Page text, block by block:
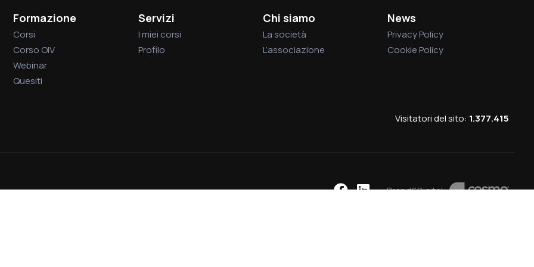
Formazione
Corsi
Corso OIV
Webinar
Quesiti
Servizi
I miei corsi
Profilo
Chi siamo
La società
L’associazione
News
Privacy Policy
Cookie Policy
Visitatori del sito: 1.377.415
Brand&Digital